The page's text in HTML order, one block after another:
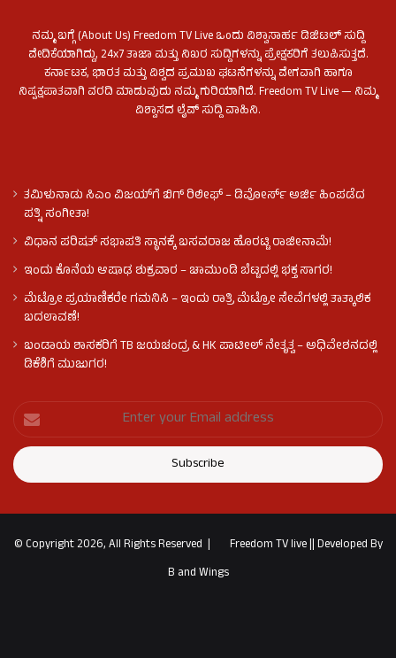
ನಮ್ಮ ಬಗ್ಗೆ (About Us) Freedom TV Live ಒಂದು ವಿಶ್ವಾಸಾರ್ಹ ಡಿಜಿಟಲ್ ಸುದ್ದಿ
ವೇದಿಕೆಯಾಗಿದ್ದು, 24x7 ತಾಜಾ ಮತ್ತು ನಿಖರ ಸುದ್ದಿಗಳನ್ನು ಪ್ರೇಕ್ಷಕರಿಗೆ ತಲುಪಿಸುತ್ತದೆ.
ಕರ್ನಾಟಕ, ಭಾರತ ಮತ್ತು ವಿಶ್ವದ ಪ್ರಮುಖ ಘಟನೆಗಳನ್ನು ವೇಗವಾಗಿ ಹಾಗೂ
ನಿಷ್ಪಕ್ಷಪಾತವಾಗಿ ವರದಿ ಮಾಡುವುದು ನಮ್ಮ ಗುರಿಯಾಗಿದೆ. Freedom TV Live — ನಿಮ್ಮ
ವಿಶ್ವಾಸದ ಲೈವ್ ಸುದ್ದಿ ವಾಹಿನಿ.
ತಮಿಳುನಾಡು ಸಿಎಂ ವಿಜಯ್‌ಗೆ ಬಿಗ್ ರಿಲೀಫ್ – ಡಿವೋರ್ಸ್ ಅರ್ಜಿ ಹಿಂಪಡೆದ
ಪತ್ನಿ ಸಂಗೀತಾ!
ವಿಧಾನ ಪರಿಷತ್ ಸಭಾಪತಿ ಸ್ಥಾನಕ್ಕೆ ಬಸವರಾಜ ಹೊರಟ್ಟಿ ರಾಜೀನಾಮೆ!
ಇಂದು ಕೊನೆಯ ಆಷಾಢ ಶುಕ್ರವಾರ – ಚಾಮುಂಡಿ ಬೆಟ್ಟದಲ್ಲಿ ಭಕ್ತ ಸಾಗರ!
ಮೆಟ್ರೋ ಪ್ರಯಾಣಿಕರೇ ಗಮನಿಸಿ – ಇಂದು ರಾತ್ರಿ ಮೆಟ್ರೋ ಸೇವೆಗಳಲ್ಲಿ ತಾತ್ಕಾಲಿಕ
ಬದಲಾವಣೆ!
ಬಂಡಾಯ ಶಾಸಕರಿಗೆ TB ಜಯಚಂದ್ರ & HK ಪಾಟೀಲ್ ನೇತೃತ್ವ – ಅಧಿವೇಶನದಲ್ಲಿ
ಡಿಕೆಶಿಗೆ ಮುಜುಗರ!
© Copyright 2026, All Rights Reserved | Freedom TV live||Developed By
B and Wings